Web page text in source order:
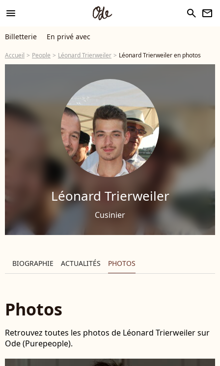
menu search newsletter
Billetterie En privé avec
Accueil People Léonard Trierweiler Léonard Trierweiler en photos
Léonard Trierweiler
Cusinier
BIOGRAPHIE ACTUALITÉS PHOTOS
Photos
Retrouvez toutes les photos de Léonard Trierweiler sur
Ode (Purepeople).